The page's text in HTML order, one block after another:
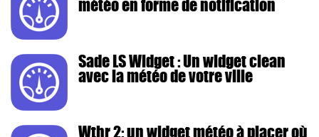
météo en forme de notification
Sade LS Widget : Un widget clean
avec la météo de votre ville